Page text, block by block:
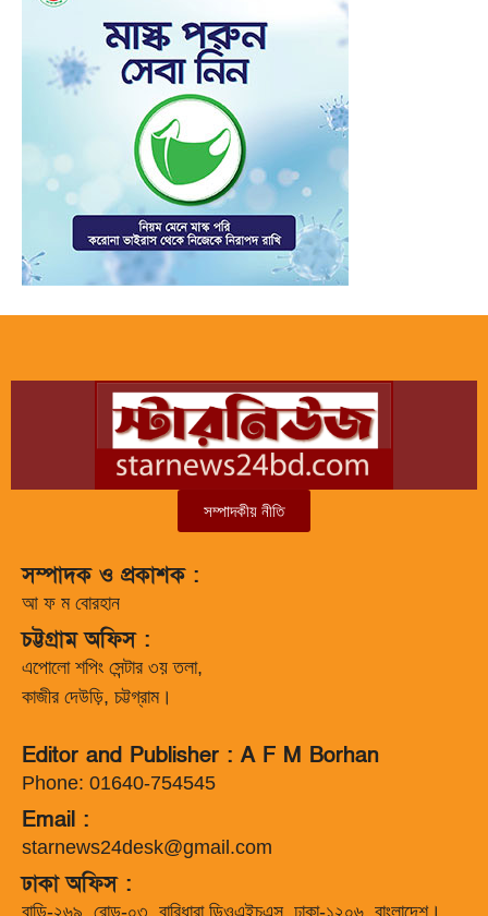
সম্পাদকীয় নীতি
সম্পাদক ও প্রকাশক :
আ ফ ম বোরহান
চট্টগ্রাম অফিস :
এপোলো শপিং সেন্টার ৩য় তলা,
কাজীর দেউড়ি, চট্টগ্রাম।
Editor and Publisher : A F M Borhan
Phone: 01640-754545
Email :
starnews24desk@gmail.com
ঢাকা অফিস :